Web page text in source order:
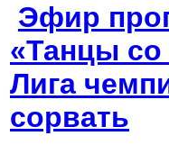
Эфир
«Танцы со
Лига
сорвать